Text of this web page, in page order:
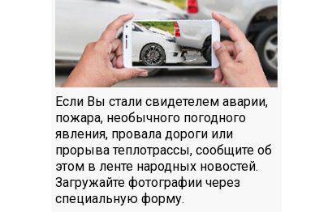
Если Вы стали свидетелем аварии,
пожара, необычного погодного
явления, провала дороги или
прорыва теплотрассы, сообщите об
этом в ленте народных новостей.
Загружайте фотографии через
специальную форму.